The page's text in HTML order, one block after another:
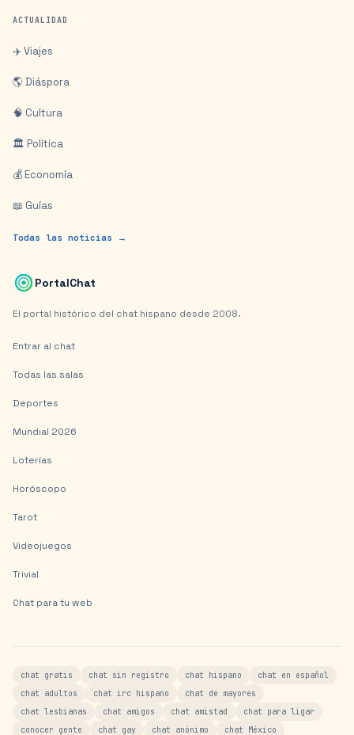
ACTUALIDAD
✈️ Viajes
🌎 Diáspora
🧠 Cultura
🏛️ Política
💰 Economía
📖 Guías
Todas las noticias →
PortalChat
El portal histórico del chat hispano desde 2008.
Entrar al chat
Todas las salas
Deportes
Mundial 2026
Loterías
Horóscopo
Tarot
Videojuegos
Trivial
Chat para tu web
chat gratis chat sin registro chat hispano
chat en español
chat adultos
chat irc hispano
chat de mayores
chat lesbianas
chat amigos chat amistad
chat para ligar
conocer gente
chat gay chat anónimo chat México